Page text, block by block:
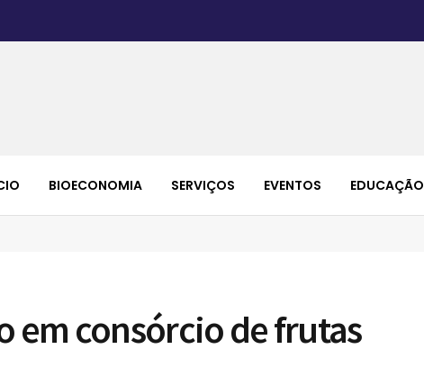
BIOECONOMIA SERVIÇOS EVENTOS EDUCAÇÃO
em consórcio de frutas